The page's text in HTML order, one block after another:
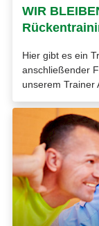
WIR
Hier gibt es ein
anschließender
unserem Trainer